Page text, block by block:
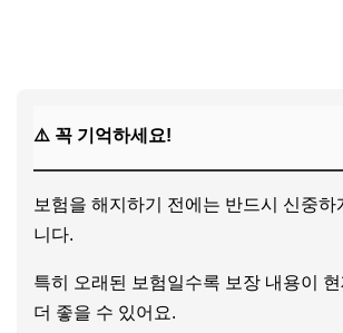
⚠️ 꼭 기억하세요!
보험을 해지하기 전에는 반드시 신중하
니다.
특히 오래된 보험일수록 보장 내용이
더 좋을 수 있어요.